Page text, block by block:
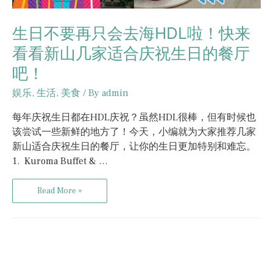
生日不要再只会去海HDL啦！快来
看看新山几家适合庆祝生日的餐厅
吧！
娱乐, 生活, 美食 / By admin
每年庆祝生日都在HDL庆祝？虽然HDL很棒，但有时候也
该尝试一些新鲜的地方了！今天，小编就为大家推荐几家
新山适合庆祝生日的餐厅，让你的生日更加特别和难忘。
1. Kuroma Buffet & …
Read More »